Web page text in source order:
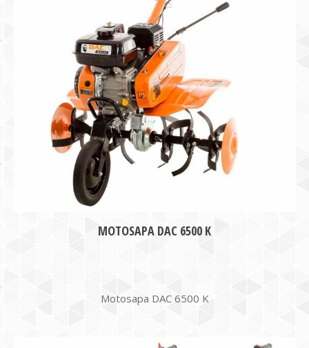
MOTOSAPA DAC 6500 K
Motosapa DAC 6500 K